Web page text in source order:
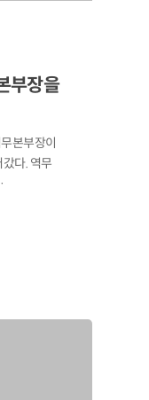
부장을
본부장이
다. 역무